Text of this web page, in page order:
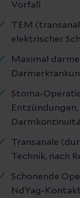
Vorfall
TEM
elektrischer
Maximal
Stoma-
Transanale
Technik, nach
Schonende
NdYag-